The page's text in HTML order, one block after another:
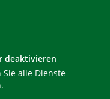
deaktivieren
alle Dienste